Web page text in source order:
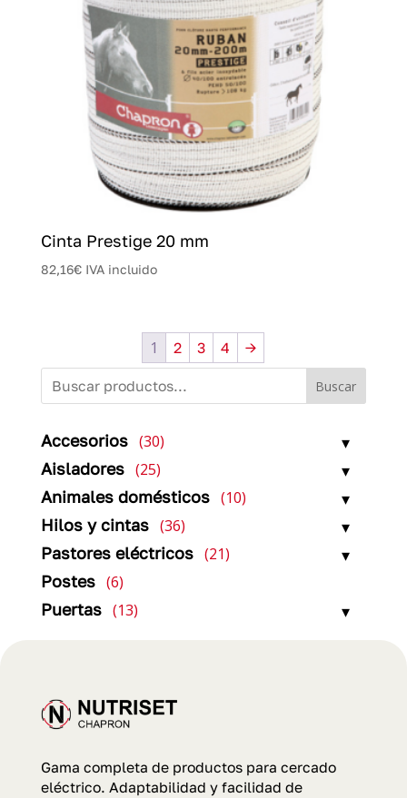
Cinta Prestige 20 mm
82,16€ IVA incluido
1 2 3 4 →
Buscar
Accesorios 3030
Aisladores 2525
productos
Animales domésticos 1010
Hilos y cintas 3636
Pastores eléctricos 2121
Postes 66
Puertas 1313
Gama completa de productos para cercado
eléctrico. Adaptabilidad y facilidad de